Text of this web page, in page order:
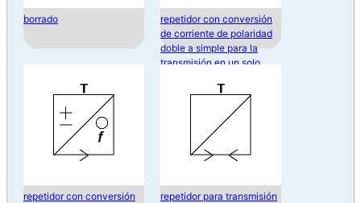
borrado
repetidor con conversión
de corriente de polaridad
doble a simple para la
transmisión en un solo
repetidor con conversión
repetidor para transmisión